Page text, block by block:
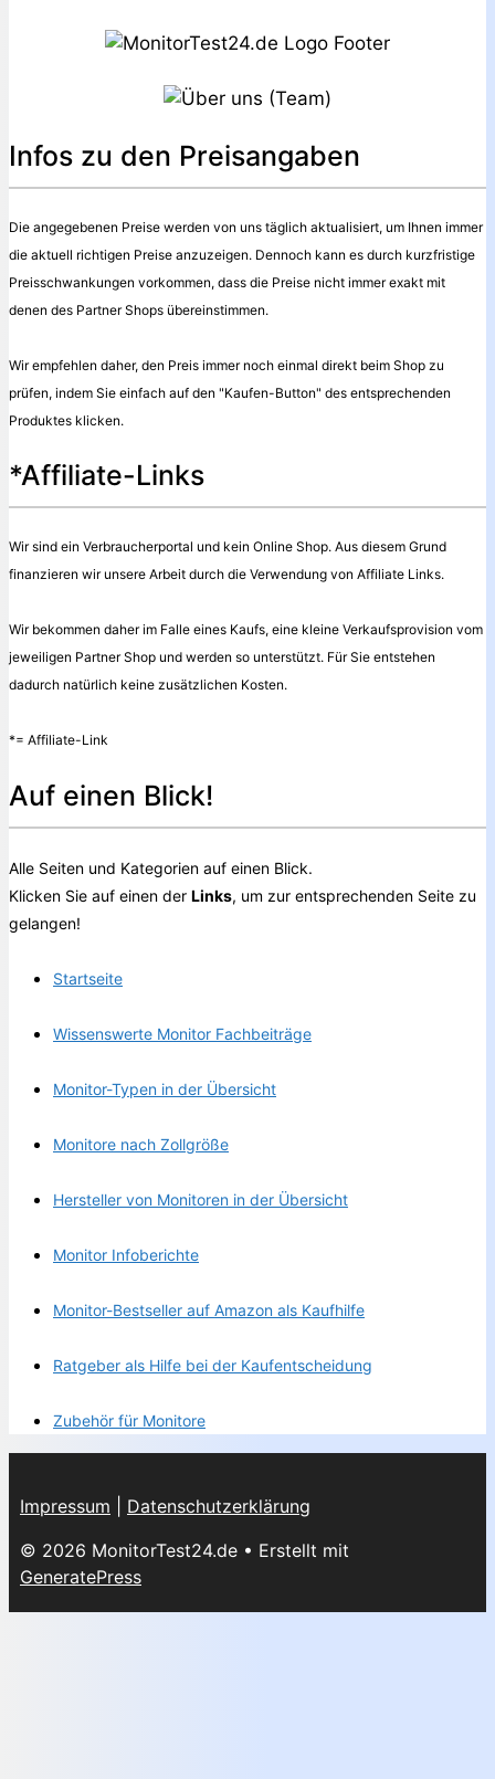
Infos zu den Preisangaben
Die angegebenen Preise werden von uns täglich aktualisiert, um Ihnen immer
die aktuell richtigen Preise anzuzeigen. Dennoch kann es durch kurzfristige
Preisschwankungen vorkommen, dass die Preise nicht immer exakt mit
denen des Partner Shops übereinstimmen.
Wir empfehlen daher, den Preis immer noch einmal direkt beim Shop zu
prüfen, indem Sie einfach auf den "Kaufen-Button" des entsprechenden
Produktes klicken.
*Affiliate-Links
Wir sind ein Verbraucherportal und kein Online Shop. Aus diesem Grund
finanzieren wir unsere Arbeit durch die Verwendung von Affiliate Links.
Wir bekommen daher im Falle eines Kaufs, eine kleine Verkaufsprovision vom
jeweiligen Partner Shop und werden so unterstützt. Für Sie entstehen
dadurch natürlich keine zusätzlichen Kosten.
*= Affiliate-Link
Auf einen Blick!
Alle Seiten und Kategorien auf einen Blick.
Klicken Sie auf einen der Links, um zur entsprechenden Seite zu
gelangen!
Startseite
Wissenswerte Monitor Fachbeiträge
Monitor-Typen in der Übersicht
Monitore nach Zollgröße
Hersteller von Monitoren in der Übersicht
Monitor Infoberichte
Monitor-Bestseller auf Amazon als Kaufhilfe
Ratgeber als Hilfe bei der Kaufentscheidung
Zubehör für Monitore
Impressum
Datenschutzerklärung
© 2026 MonitorTest24.de • Erstellt mit
GeneratePress